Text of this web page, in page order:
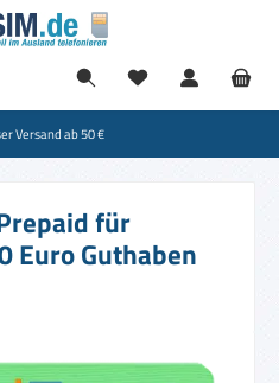
Versand ab 50 €
für
Euro Guthaben